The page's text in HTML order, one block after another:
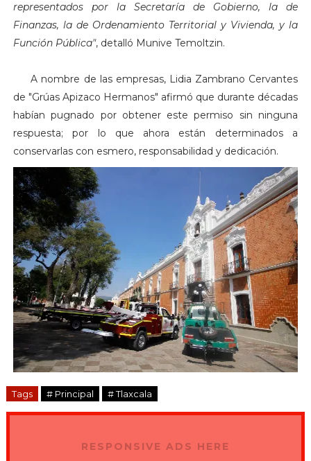
representados por la Secretaría de Gobierno, la de
Finanzas, la de Ordenamiento Territorial y Vivienda, y la
Función Pública", detalló Munive Temoltzin.
A nombre de las empresas, Lidia Zambrano Cervantes
de "Grúas Apizaco Hermanos" afirmó que durante décadas
habían pugnado por obtener este permiso sin ninguna
respuesta; por lo que ahora están determinados a
conservarlas con esmero, responsabilidad y dedicación.
Tags # Principal # Tlaxcala
RESPONSIVE ADS HERE